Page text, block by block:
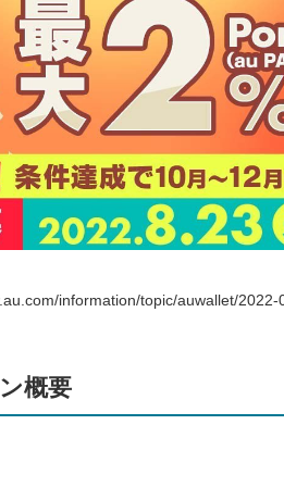
information/topic/auwallet/2022-
概要